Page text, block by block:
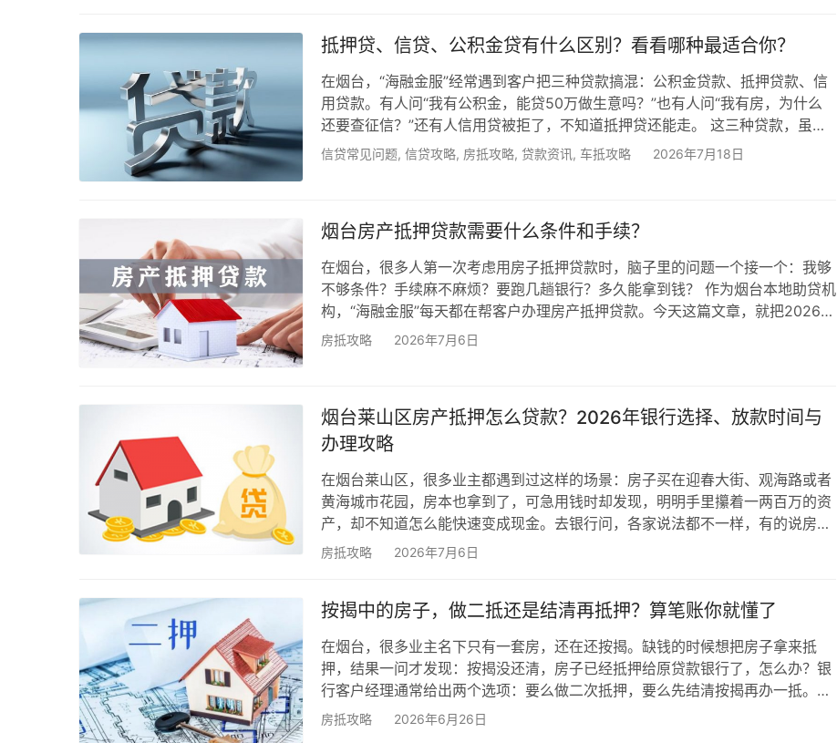
产…
抵押贷、信贷、公积金贷有什么区别？看看哪种最适合你？
在烟台，“海融金服”经常遇到客户把三种贷款搞混：公积金贷款、抵押贷款、信
用贷款。有人问“我有公积金，能贷50万做生意吗？”也有人问“我有房，为什么
还要查征信？”还有人信用贷被拒了，不知道抵押贷还能走。 这三种贷款，虽然
都叫“贷款”，但申请条件、利率、额度、用途完全不同。今天这篇文章，就把抵
信贷常见问题, 信贷攻略, 房抵攻略, 贷款资讯, 车抵攻略 2026年7月18日
烟台房产抵押贷款需要什么条件和手续？
在烟台，很多人第一次考虑用房子抵押贷款时，脑子里的问题一个接一个：我够
不够条件？手续麻不麻烦？要跑几趟银行？多久能拿到钱？ 作为烟台本地助贷机
构，“海融金服”每天都在帮客户办理房产抵押贷款。今天这篇文章，就把2026年
烟台房产抵押贷款的条件、材料和手续一次讲清楚。你只需要逐条对照，就知道
房抵攻略 2026年7月6日
烟台莱山区房产抵押怎么贷款？2026年银行选择、放款时间与
办理攻略
在烟台莱山区，很多业主都遇到过这样的场景：房子买在迎春大街、观海路或者
黄海城市花园，房本也拿到了，可急用钱时却发现，明明手里攥着一两百万的资
产，却不知道怎么能快速变成现金。去银行问，各家说法都不一样，有的说房龄
超了，有的说收入证明不够。到底在莱山区，房产抵押贷款怎么办？哪些银行好
完整办理流程，一次讲透。 一、莱山区的房子，抵押贷款有什么优势？莱山区是
房抵攻略 2026年7月6日
按揭中的房子，做二抵还是结清再抵押？算笔账你就懂了
在烟台，很多业主名下只有一套房，还在还按揭。缺钱的时候想把房子拿来抵
押，结果一问才发现：按揭没还清，房子已经抵押给原贷款银行了，怎么办？银
行客户经理通常给出两个选项：要么做二次抵押，要么先结清按揭再办一抵。到
底选哪个更划算？ 作为烟台本地正规助贷机构，“海融金服”几乎每周都会帮客户
房抵攻略 2026年6月26日